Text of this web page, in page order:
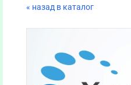
« назад в каталог